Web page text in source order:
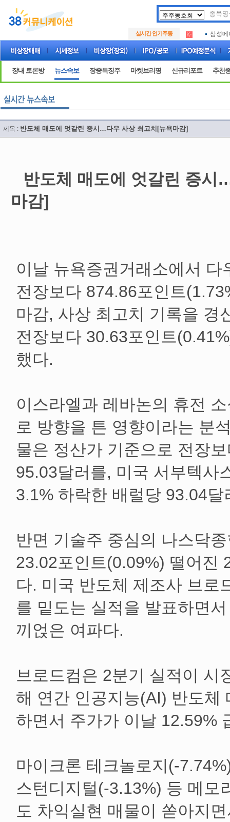
실시간 인기주동
.
아크로
삼성메
.
아크로
.
아하
장내 토론방 뉴스속보 장중특징주 마켓브리핑 신규리포트 추천
제목 : 반도체 매도에 엇갈린 증시…다우 사상 최고치[뉴욕마감]
반도체 매도에 엇갈린 증
마감]
이날 뉴욕증권거래소에서
전장보다 874.86포인트
마감, 사상 최고치 기록을 경
전장보다 30.63포인트
했다.
이스라엘과 레바논의 휴전
로 방향을 튼 영향이라는 분
물은 정산가 기준으로 전장
95.03달러를, 미국 서부텍사
3.1% 하락한 배럴당 93.04달
반면 기술주 중심의 나스닥
23.02포인트(0.09%) 떨어진
다. 미국 반도체 제조사 브로
를 밑도는 실적을 발표하면
끼얹은 여파다.
브로드컴은 2분기 실적이 시
해 연간 인공지능(AI) 반도체
하면서 주가가 이날 12.59%
마이크론 테크놀로지(-
스턴디지털(-3.13%) 등 메모
도 차익실현 매물이 쏟아지